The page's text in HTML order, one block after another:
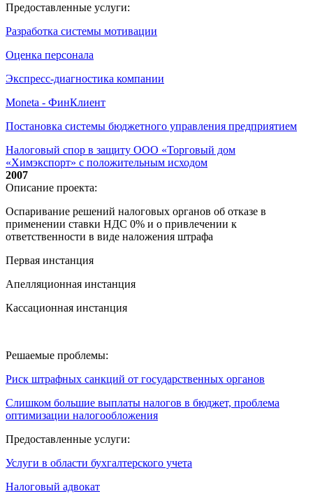
Предоставленные услуги:
Разработка системы мотивации
Оценка персонала
Экспресс-диагностика компании
Moneta - ФинКлиент
Постановка системы бюджетного управления предприятием
Налоговый спор в защиту ООО «Торговый дом
«Химэкспорт» с положительным исходом
2007
Описание проекта:
Оспаривание решений налоговых органов об отказе в
применении ставки НДС 0% и о привлечении к
ответственности в виде наложения штрафа
Первая инстанция
Апелляционная инстанция
Кассационная инстанция
Решаемые проблемы:
Риск штрафных санкций от государственных органов
Слишком большие выплаты налогов в бюджет, проблема
оптимизации налогообложения
Предоставленные услуги:
Услуги в области бухгалтерского учета
Налоговый адвокат